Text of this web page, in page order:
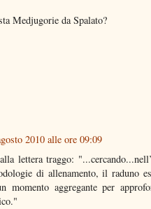
Medjugorie da Spalato?
2010 alle ore 09:09
lettera traggo:
di allenamento, il raduno
momento aggregante per